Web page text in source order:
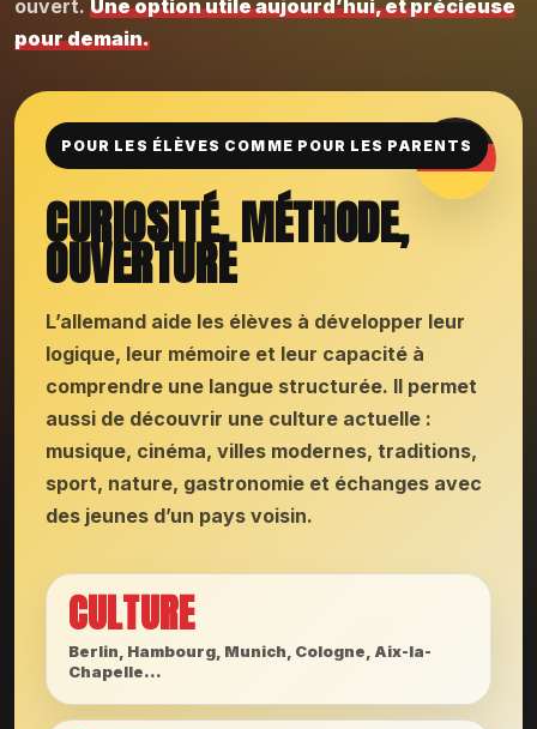
ouvert. Une option utile aujourd’hui, et précieuse
pour demain.
POUR LES ÉLÈVES COMME POUR LES PARENTS
CURIOSITÉ, MÉTHODE,
OUVERTURE
L’allemand aide les élèves à développer leur
logique, leur mémoire et leur capacité à
comprendre une langue structurée. Il permet
aussi de découvrir une culture actuelle :
musique, cinéma, villes modernes, traditions,
sport, nature, gastronomie et échanges avec
des jeunes d’un pays voisin.
CULTURE
Berlin, Hambourg, Munich, Cologne, Aix-la-
Chapelle…